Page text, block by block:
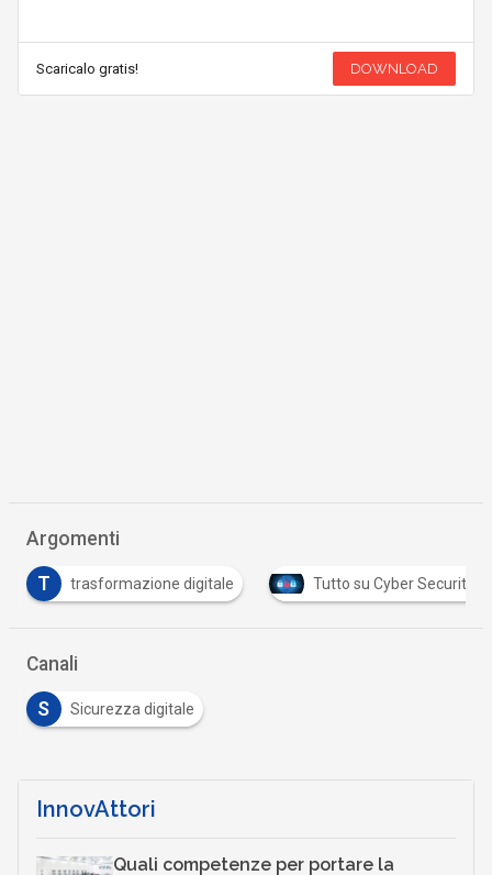
Scaricalo gratis! DOWNLOAD
Argomenti
T trasformazione digitale Tutto su Cyber Security
Canali
S Sicurezza digitale
InnovAttori
Quali competenze per portare la